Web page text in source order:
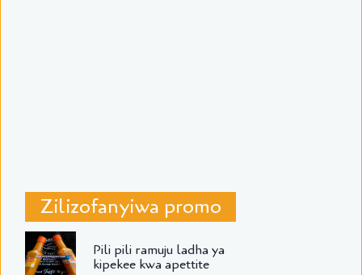
Zilizofanyiwa promo
Pili pili ramuju ladha ya
kipekee kwa apettite